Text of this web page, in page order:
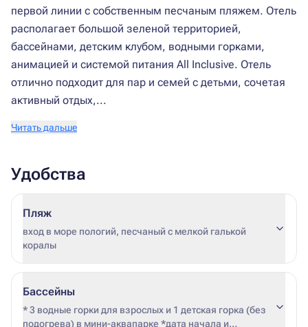
первой линии с собственным песчаным пляжем. Отель
располагает большой зеленой территорией,
бассейнами, детским клубом, водными горками,
анимацией и системой питания All Inclusive. Отель
отлично подходит для пар и семей с детьми, сочетая
активный отдых,...
Читать дальше
Удобства
Пляж
вход в море пологий, песчаный с мелкой галькой
коралы
Бассейны
* 3 водные горки для взрослых и 1 детская горка (без
подогрева) в мини-аквапарке *дата начала и